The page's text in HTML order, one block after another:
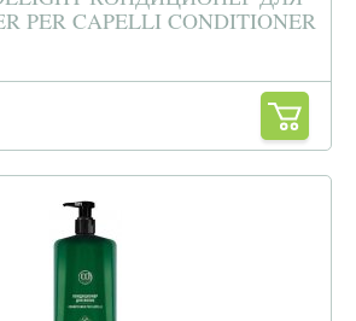
PER CAPELLI CONDITIONER